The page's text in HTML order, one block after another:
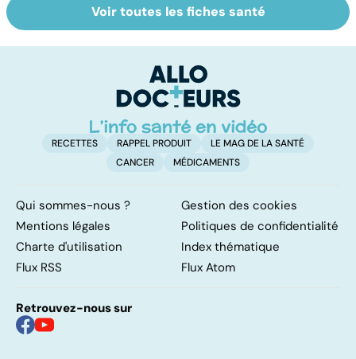
Tout savoir sur
les infections
Inflammation des
amygdales : que
d'angine ?
Voir toutes les fiches santé
RECETTES RAPPEL PRODUIT
LE MAG DE LA SANTÉ
CANCER
MÉDICAMENTS
Qui sommes-nous ?
Gestion des cookies
Mentions légales
Politiques de confidentialité
Charte d'utilisation
Index thématique
Flux RSS
Flux Atom
Retrouvez-nous sur